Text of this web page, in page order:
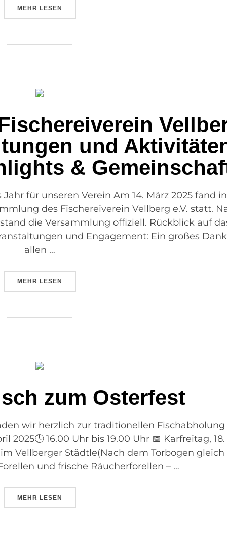
MEHR LESEN
und
&
für unseren Verein Am 14. März 2025 fand
des Fischereiverein Vellberg e.V. statt.
die Versammlung offiziell. Rückblick auf
und Engagement: Ein großes
allen …
MEHR LESEN
zum Osterfest
wir herzlich zur traditionellen
2025🕓 16.00 Uhr bis 19.00 Uhr 📅 Karfreitag,
Vellberger Städtle(Nach dem Torbogen
und frische Räucherforellen – …
MEHR LESEN